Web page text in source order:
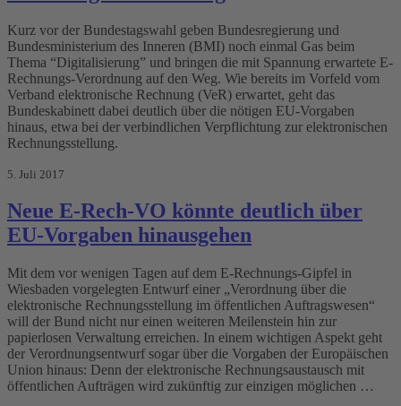
Kurz vor der Bundestagswahl geben Bundesregierung und
Bundesministerium des Inneren (BMI) noch einmal Gas beim
Thema “Digitalisierung” und bringen die mit Spannung erwartete E-
Rechnungs-Verordnung auf den Weg. Wie bereits im Vorfeld vom
Verband elektronische Rechnung (VeR) erwartet, geht das
Bundeskabinett dabei deutlich über die nötigen EU-Vorgaben
hinaus, etwa bei der verbindlichen Verpflichtung zur elektronischen
Rechnungsstellung.
5. Juli 2017
Neue E-Rech-VO könnte deutlich über
EU-Vorgaben hinausgehen
Mit dem vor wenigen Tagen auf dem E-Rechnungs-Gipfel in
Wiesbaden vorgelegten Entwurf einer „Verordnung über die
elektronische Rechnungsstellung im öffentlichen Auftragswesen“
will der Bund nicht nur einen weiteren Meilenstein hin zur
papierlosen Verwaltung erreichen. In einem wichtigen Aspekt geht
der Verordnungsentwurf sogar über die Vorgaben der Europäischen
Union hinaus: Denn der elektronische Rechnungsaustausch mit
öffentlichen Aufträgen wird zukünftig zur einzigen möglichen …